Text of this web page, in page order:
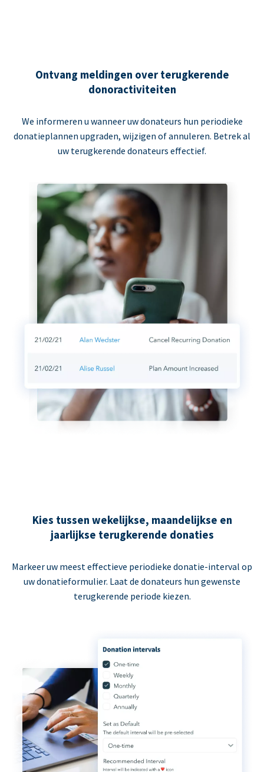
Ontvang meldingen over terugkerende
donoractiviteiten
We informeren u wanneer uw donateurs hun periodieke
donatieplannen upgraden, wijzigen of annuleren. Betrek al
uw terugkerende donateurs effectief.
Kies tussen wekelijkse, maandelijkse en
jaarlijkse terugkerende donaties
Markeer uw meest effectieve periodieke donatie-interval op
uw donatieformulier. Laat de donateurs hun gewenste
terugkerende periode kiezen.